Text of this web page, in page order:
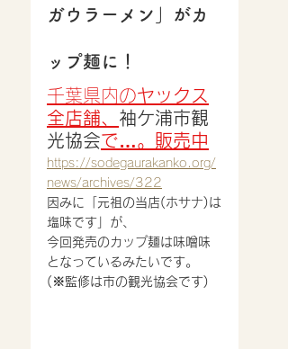
ガウラーメン」がカ
ップ麺に！
千葉県内のヤックス
全店舗、 袖ケ浦市観
光協会で…。販売中
https://sodegaurakanko.org/
news/archives/322
因みに「元祖の当店(ホサナ)は
塩味です」が、
今回発売のカップ麺は味噌味
となっているみたいです。
(※監修は市の観光協会です)